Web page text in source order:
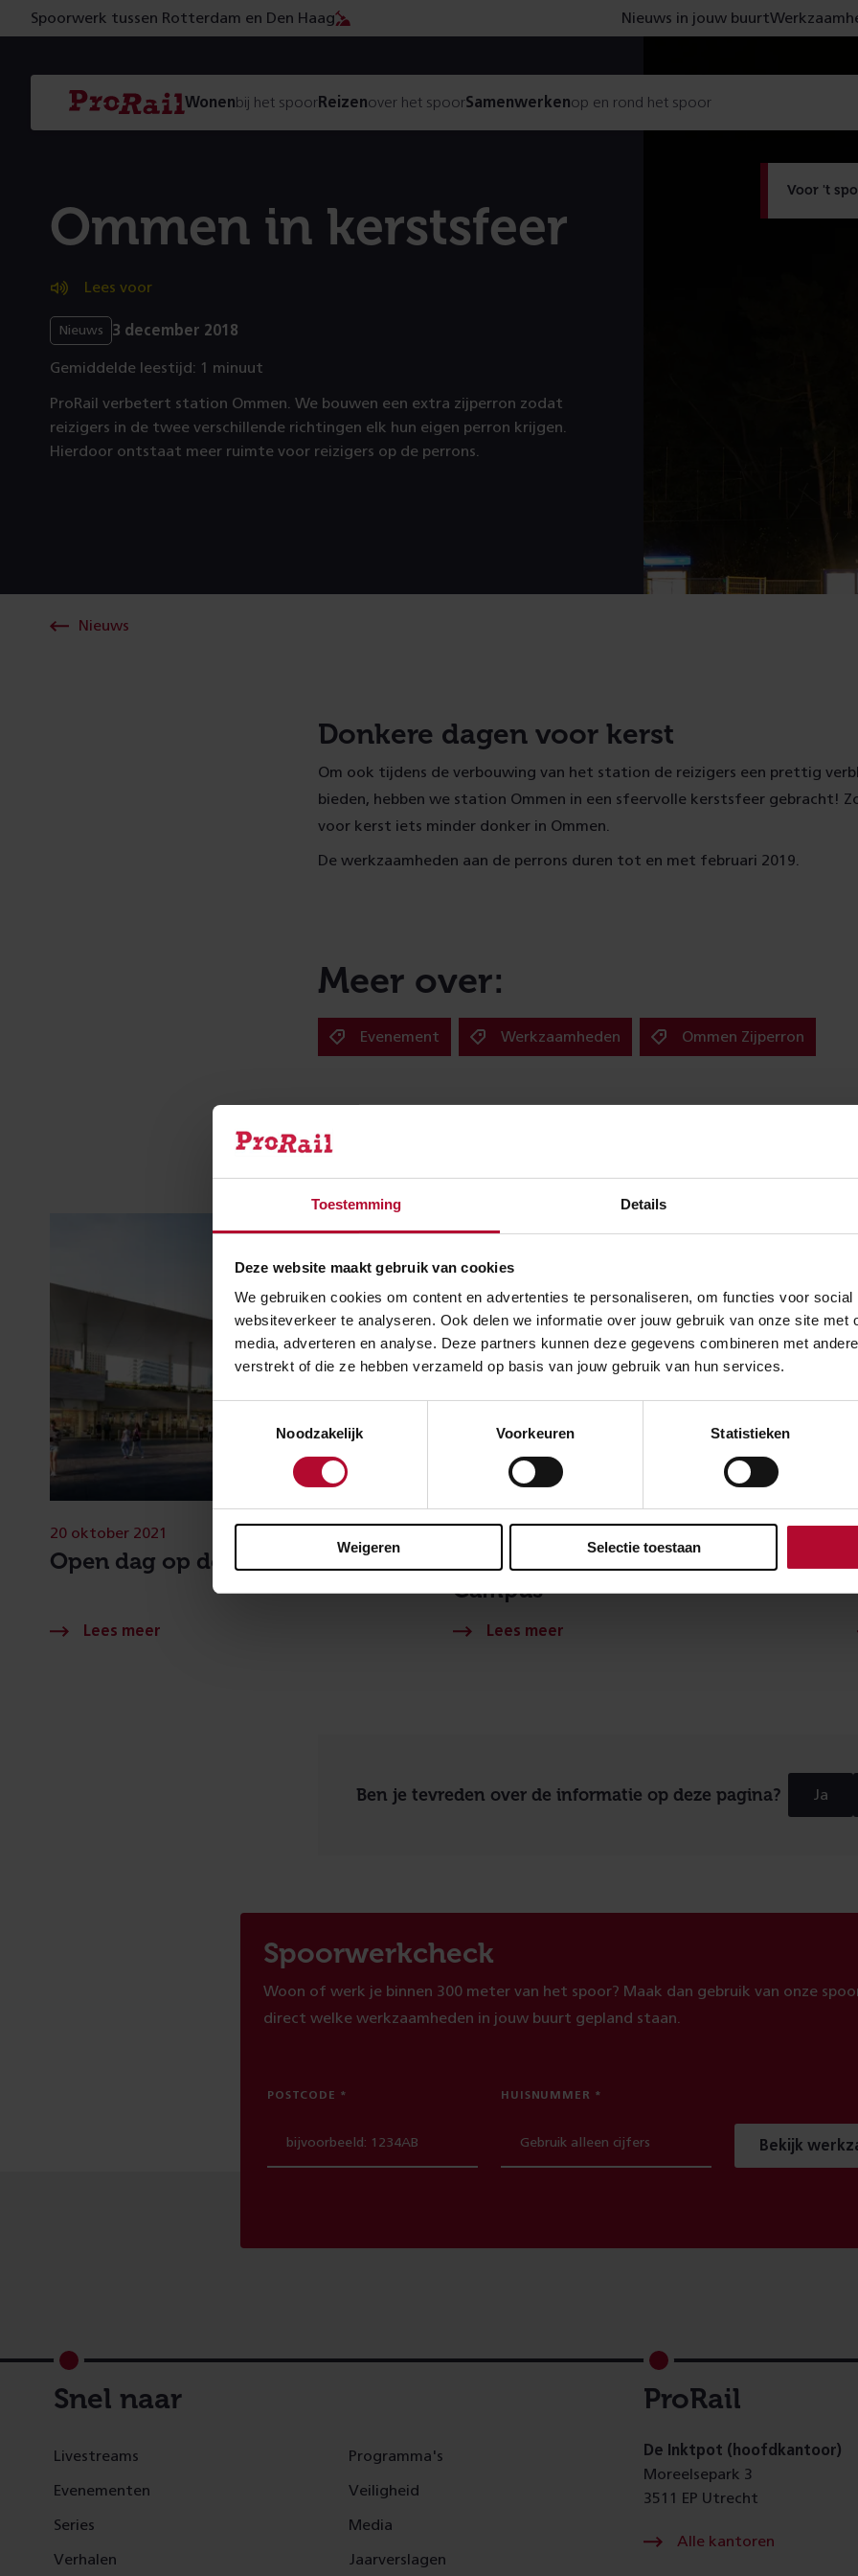
Toestemming Details
Deze website maakt gebruik van cookies
We gebruiken cookies om content en advertenties te personaliseren, om functies voor
websiteverkeer te analyseren. Ook delen we informatie over jouw gebruik van onze site met
media, adverteren en analyse. Deze partners kunnen deze gegevens combineren met
verstrekt of die ze hebben verzameld op basis van jouw gebruik van hun services.
Noodzakelijk
Voorkeuren Statistieken
Weigeren Selectie toestaan
Voor 't
Spoorwerk tussen Rotterdam en Den Haag Nieuws in jouw buurt
Navigatie
Homepage
ProRail
Wonenbij het spoorReizenover het spoorSamenwerkenop en rond het spoor
Ommen in kerstsfeer
Lees voor
Nieuws 3 december 2018
Gemiddelde leestijd: 1 minuut
ProRail verbetert station Ommen. We bouwen een extra zijperron zodat
reizigers in de twee verschillende richtingen elk hun eigen perron krijgen.
Hierdoor ontstaat meer ruimte voor reizigers op de perrons.
Nieuws
Donkere dagen voor kerst
Om ook tijdens de verbouwing van het station de reizigers een prettig
bieden, hebben we station Ommen in een sfeervolle kerstsfeer gebracht!
voor kerst iets minder donker in Ommen.
De werkzaamheden aan de perrons duren tot en met februari 2019.
Meer over:
Evenement Werkzaamheden Ommen Zijperron
Open dag op de Zuidas
20 oktober 2021
Online kijkje in de keuken bij Delft
Campus
Ben je tevreden over de informatie op deze pagina? Ja
Spoorwerkcheck
Woon of werk je binnen 300 meter van het spoor? Maak dan gebruik van onze
direct welke werkzaamheden in jouw buurt gepland staan.
POSTCODE HUISNUMMER
Bekijk
Footer
Snel naar
Livestreams
Evenementen
Series
Verhalen
Programma's
Veiligheid
Media
Jaarverslagen
ProRail
De Inktpot (hoofdkantoor)
Moreelsepark 3
3511 EP Utrecht
Alle kantoren